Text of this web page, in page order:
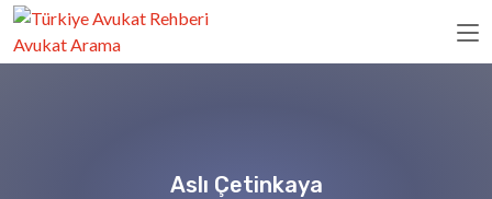
Aslı Çetinkaya